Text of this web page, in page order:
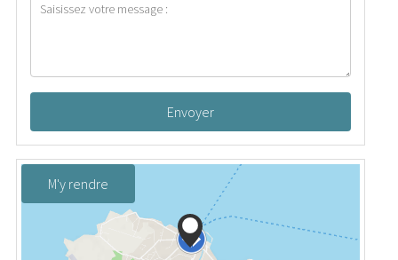
Envoyer
M'y rendre